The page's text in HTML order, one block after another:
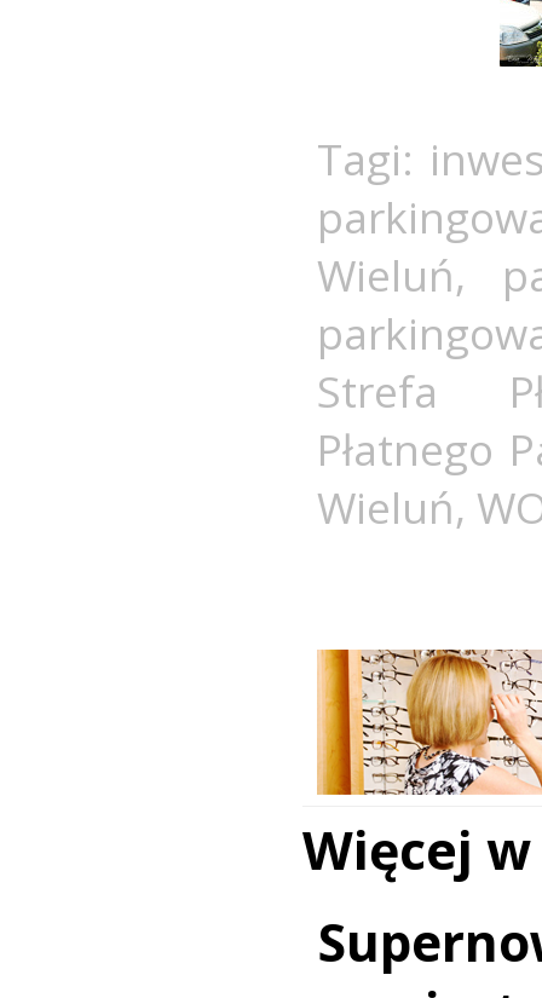
Tagi:
Wieluń,
Strefa
Płatnego
Wieluń,
Więcej